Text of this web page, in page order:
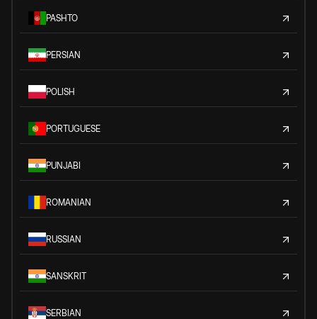
PASHTO
PERSIAN
POLISH
PORTUGUESE
PUNJABI
ROMANIAN
RUSSIAN
SANSKRIT
SERBIAN